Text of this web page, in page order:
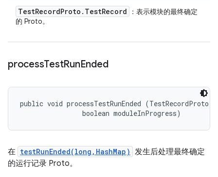
TestRecordProto . TestRecord
：表示模块的最终确定
的 Proto。
processTestRunEnded
public void processTestRunEnded
                boolean moduleInProgress)
在 testRunEnded(long,HashMap) 发生后处理最终确定
的运行记录 Proto。